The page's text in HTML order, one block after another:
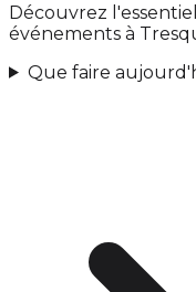
Découvrez
événements à
Que faire